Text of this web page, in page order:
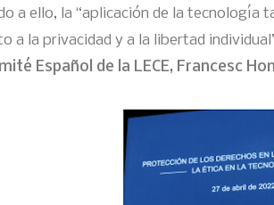
a ello, la “aplicación de la
a la privacidad y a la libertad
Español de la LECE, Francesc